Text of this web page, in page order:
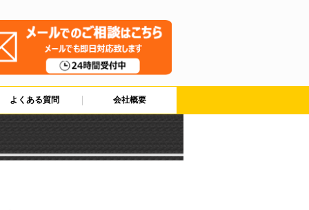
よくある質問 会社概要